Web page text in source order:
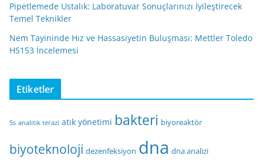
Pipetlemede Ustalık: Laboratuvar Sonuçlarınızı İyileştirecek
Temel Teknikler
Nem Tayininde Hız ve Hassasiyetin Buluşması: Mettler Toledo
HS153 İncelemesi
Etiketler
5s analitik terazi atık yönetimi bakteri biyoreaktör
biyoteknoloji dezenfeksiyon dna dna analizi